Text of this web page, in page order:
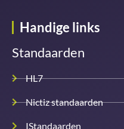
Handige links
Standaarden
HL7
Nictiz standaarden
IStandaarden